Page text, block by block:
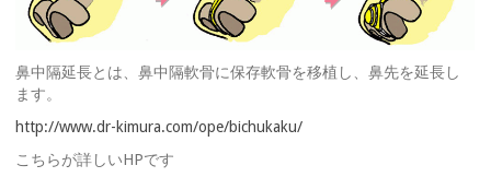
鼻中隔延長とは、鼻中隔軟骨に保存軟骨を移植し、鼻先を延長し
ます。
http://www.dr-kimura.com/ope/bichukaku/
こちらが詳しいHPです